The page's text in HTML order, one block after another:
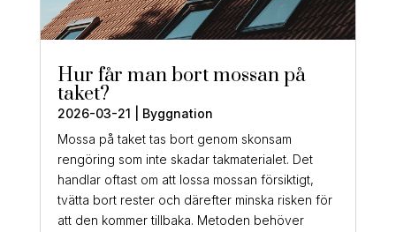
Hur får man bort mossan på
taket?
2026-03-21
Byggnation
Mossa på taket tas bort genom skonsam
rengöring som inte skadar takmaterialet. Det
handlar oftast om att lossa mossan försiktigt,
tvätta bort rester och därefter minska risken för
att den kommer tillbaka. Metoden behöver